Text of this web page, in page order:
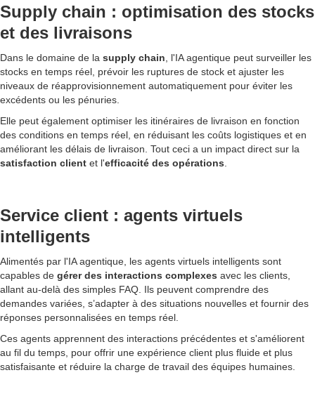
Supply chain : optimisation des stocks
et des livraisons
Dans le domaine de la supply chain , l'IA agentique peut surveiller les
stocks en temps réel, prévoir les ruptures de stock et ajuster les
niveaux de réapprovisionnement automatiquement pour éviter les
excédents ou les pénuries.
Elle peut également optimiser les itinéraires de livraison en fonction
des conditions en temps réel, en réduisant les coûts logistiques et en
améliorant les délais de livraison. Tout ceci a un impact direct sur la
satisfaction client et l'efficacité des opérations
Service client : agents virtuels
intelligents
Alimentés par l'IA agentique, les agents virtuels intelligents sont
capables de gérer des interactions complexes avec les clients,
allant au-delà des simples FAQ. Ils peuvent comprendre des
demandes variées, s’adapter à des situations nouvelles et fournir des
réponses personnalisées en temps réel.
Ces agents apprennent des interactions précédentes et s'améliorent
au fil du temps, pour offrir une expérience client plus fluide et plus
satisfaisante et réduire la charge de travail des équipes humaines.